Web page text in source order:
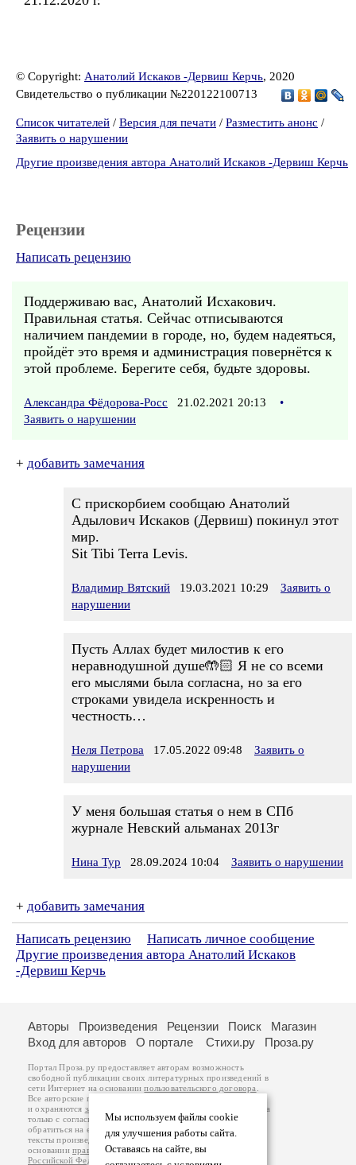
© Copyright: Анатолий Искаков -Дервиш Керчь, 2020
Свидетельство о публикации №220122100713
Список читателей / Версия для печати / Разместить анонс /
Заявить о нарушении
Другие произведения автора Анатолий Искаков -Дервиш Керчь
Рецензии
Написать рецензию
Поддерживаю вас, Анатолий Исхакович.
Правильная статья. Сейчас отписываются
наличием пандемии в городе, но, будем надеяться,
пройдёт это время и администрация повернётся к
этой проблеме. Берегите себя, будьте здоровы.
Александра Фёдорова-Росс 21.02.2021 20:13
•
Заявить о нарушении
+ добавить замечания
С прискорбием сообщаю Анатолий
Адылович Искаков (Дервиш) покинул этот
мир.
Sit Tibi Terra Levis.
Владимир Вятский 19.03.2021 10:29
Заявить о
нарушении
Пусть Аллах будет милостив к его
неравнодушной душе🤲🏻 Я не со всеми
его мыслями была согласна, но за его
строками увидела искренность и
честность…
Неля Петрова 17.05.2022 09:48
Заявить о
нарушении
У меня большая статья о нем в СПб
журнале Невский альманах 2013г
Нина Тур 28.09.2024 10:04 Заявить о нарушении
+ добавить замечания
Написать рецензию
Написать личное сообщение
Другие произведения автора Анатолий Искаков
-Дервиш Керчь
Мы используем файлы cookie
для улучшения работы сайта.
Оставаясь на сайте, вы
Авторы Произведения Рецензии Поиск
Магазин
Вход для авторов
О портале Стихи.ру Проза.ру
Портал Проза.ру предоставляет авторам возможность
свободной публикации своих литературных произведений в
сети Интернет на основаниипользовательского договора
Все авторские права на произведения принадлежат авторам
и охраняются законом
. Перепечатка произведений возможна
только с согласия его автора, к которому вы можете
обратиться на его авторской странице. Ответственность за
тексты произведений авторы несут самостоятельно на
основанииправил публикацииизаконодательства
Российской Федерации